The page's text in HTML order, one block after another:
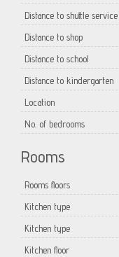
Distance to shuttle
Distance to shop
Distance to school
Distance to kindergarten
Location
No. of bedrooms
Rooms
Rooms floors
Kitchen type
Kitchen type
Kitchen floor